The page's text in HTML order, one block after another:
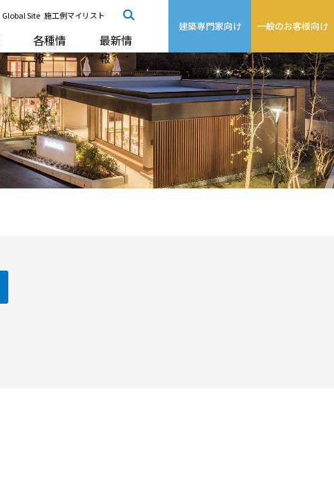
Global Site 施工例マイリスト
各種情
報
最新情
報
建築専門家向け 一般のお客様向け